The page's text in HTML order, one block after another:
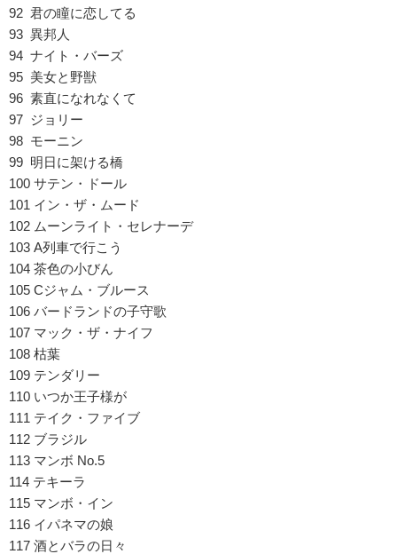
92 君の瞳に恋してる
93 異邦人
94 ナイト・バーズ
95 美女と野獣
96 素直になれなくて
97 ジョリー
98 モーニン
99 明日に架ける橋
100 サテン・ドール
101 イン・ザ・ムード
102 ムーンライト・セレナーデ
103 A列車で行こう
104 茶色の小びん
105 Cジャム・ブルース
106 バードランドの子守歌
107 マック・ザ・ナイフ
108 枯葉
109 テンダリー
110 いつか王子様が
111 テイク・ファイブ
112 ブラジル
113 マンボ No.5
114 テキーラ
115 マンボ・イン
116 イパネマの娘
117 酒とバラの日々